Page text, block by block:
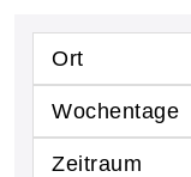
Ort
Wochentage
Zeitraum